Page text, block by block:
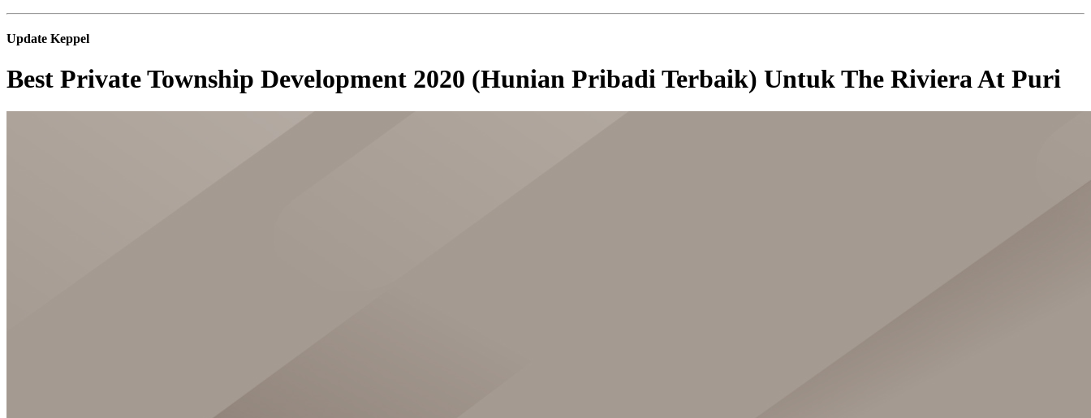
Update Keppel
Best Private Township Development 2020 (Hunian Pribadi Terbaik) Untuk The Riviera At Puri